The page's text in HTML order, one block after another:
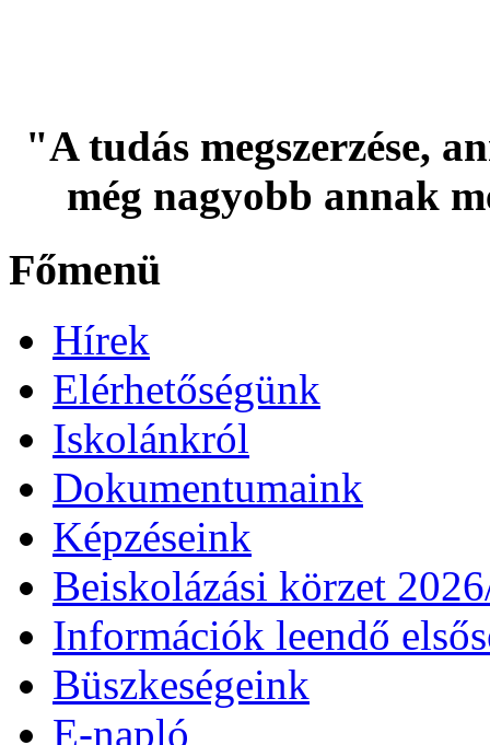
"A tudás megszerzése,
még nagyobb annak
Főmenü
Hírek
Elérhetőségünk
Iskolánkról
Dokumentumaink
Képzéseink
Beiskolázási körzet
Információk leendő
Büszkeségeink
E-napló